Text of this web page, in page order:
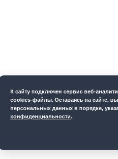
К cайту подключен сервис веб-
cookies-файлы. Оставаясь на сайте,
персональных данных в порядке,
конфиденциальности.